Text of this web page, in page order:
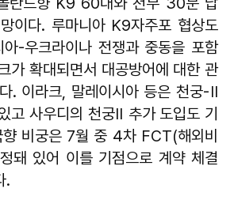
이다. 루마니아 K9자주포 협상도
-우크라이나 전쟁과 중동을 포함
가 확대되면서 대공방어에 대한 관
. 이라크, 말레이시아 등은 천궁-Ⅱ
고 사우디의 천궁Ⅱ 추가 도입도 기
비궁은 7월 중 4차 FCT(해외비
돼 있어 이를 기점으로 계약 체결
.